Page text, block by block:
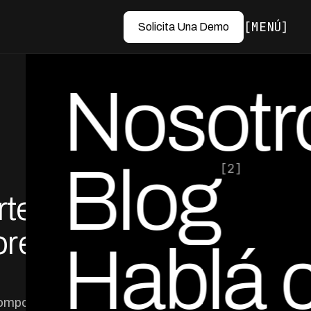
Solicita Una Demo MENÚ
Blog[2]
Hablá
por Ed Escobar
Co-Founder & CEO